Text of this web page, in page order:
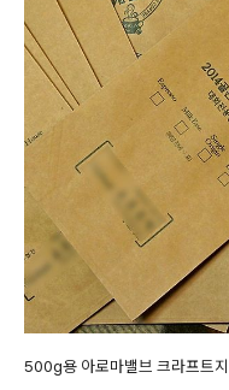
500g용 아로마밸브 크라프트